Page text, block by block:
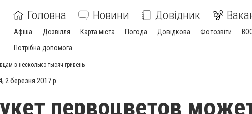
Головна Новини Довідник
Афіша Дозвілля Карта міста Погода Довідкова Фотозвіти
Потрібна допомога
в несколько тысяч гривень
2 березня 2017 р.
первоцветов